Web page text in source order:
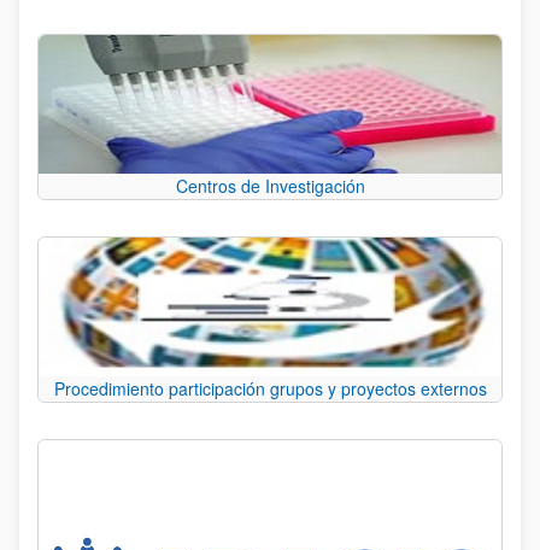
Centros de Investigación
Procedimiento participación grupos y proyectos externos